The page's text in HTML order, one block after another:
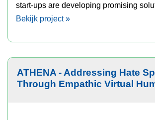
start-ups are developing promising
Bekijk project »
ATHENA - Addressing Hate
Through Empathic Virtual